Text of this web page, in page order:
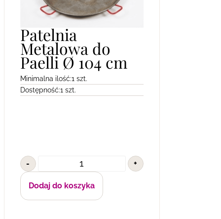
Patelnia
Metalowa do
Paelli Ø 104 cm
Minimalna ilość:1 szt.
Dostępność:1 szt.
- +
Dodaj do koszyka